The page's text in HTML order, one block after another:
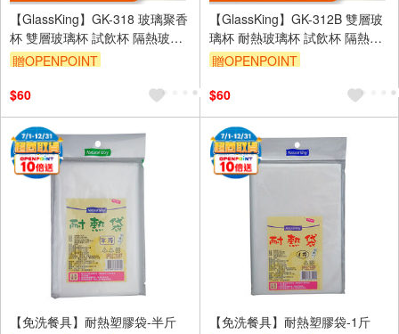
【GlassKing】GK-318 玻璃聚香
杯 雙層玻璃杯 試飲杯 隔熱玻璃
杯 咖啡杯 水杯 茶杯 酒杯
贈OPENPOINT
$60
【GlassKing】GK-312B 雙層玻
璃杯 耐熱玻璃杯 試飲杯 隔熱玻
璃杯 咖啡杯 水杯 茶杯 酒杯
贈OPENPOINT
$60
【免洗餐具】耐熱塑膠袋-半斤
【免洗餐具】耐熱塑膠袋-1斤